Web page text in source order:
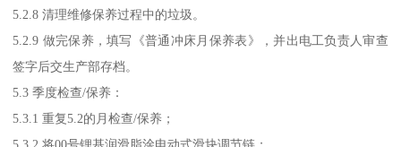
5.2.8 清理维修保养过程中的垃圾。
5.2.9 做完保养，填写《普通冲床月保养表》，并出电工负责人审查
签字后交生产部存档。
5.3 季度检查/保养：
5.3.1 重复5.2的月检查/保养；